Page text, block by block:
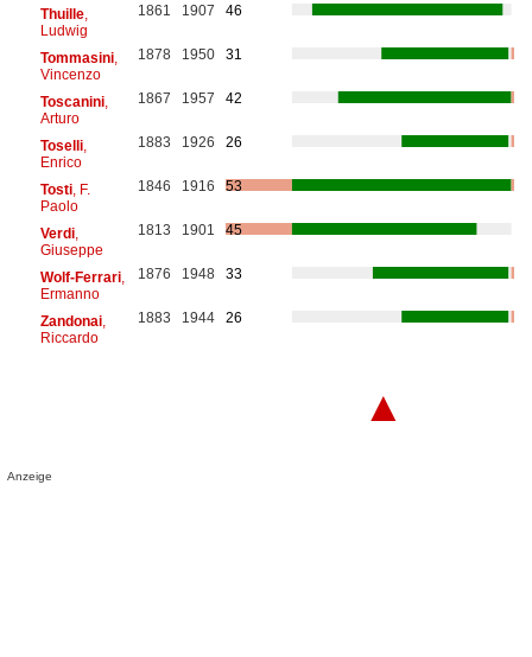
Thuille,
Ludwig
1861 1907 46
Tommasini,
Vincenzo
1878 1950 31
Toscanini,
Arturo
1867 1957 42
Toselli,
Enrico
1883 1926 26
Tosti, F.
Paolo
1846 1916 53
Verdi,
Giuseppe
1813 1901 45
Wolf-Ferrari,
Ermanno
1876 1948 33
Zandonai,
Riccardo
1883 1944 26
▲
Anzeige